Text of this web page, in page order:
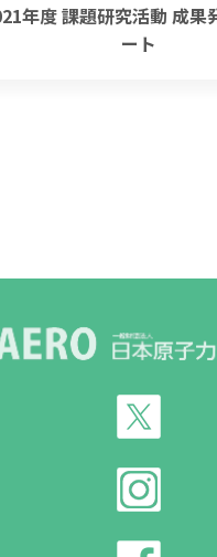
年度 課題研究活動 成果
ート